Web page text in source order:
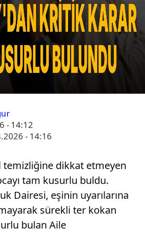
- 14:12
- 14:16
temizliğine dikkat etmeyen
tam kusurlu buldu.
Dairesi, eşinin uyarılarına
sürekli ter kokan
bulan Aile